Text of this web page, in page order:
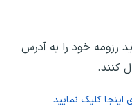
رزومه خود را به آدرس
اینجا کلیک نمایید